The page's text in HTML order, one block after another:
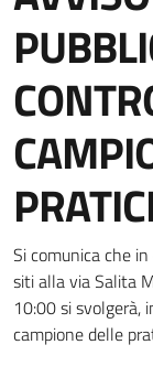
Dettagli
Si comunica che
siti alla via Salita
10:00 si svolgerà,
campione delle